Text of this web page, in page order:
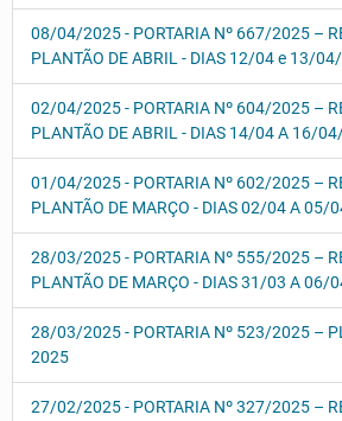
08/04/2025 - PORTARIA Nº 667/2025 –
PLANTÃO DE ABRIL - DIAS 12/04 e 13/
02/04/2025 - PORTARIA Nº 604/2025 –
PLANTÃO DE ABRIL - DIAS 14/04 A 16/
01/04/2025 - PORTARIA Nº 602/2025 –
PLANTÃO DE MARÇO - DIAS 02/04 A 05/
28/03/2025 - PORTARIA Nº 555/2025 –
PLANTÃO DE MARÇO - DIAS 31/03 A 06/
28/03/2025 - PORTARIA Nº 523/2025 –
2025
27/02/2025 - PORTARIA Nº 327/2025 –